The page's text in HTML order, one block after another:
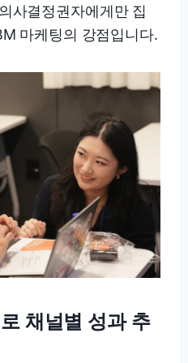
사결정권자에게만 집
마케팅의 강점입니다.
채널별 성과 추